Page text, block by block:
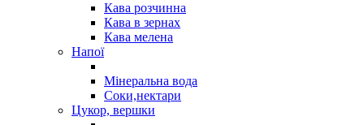
Кава розчинна
Кава в зернах
Кава мелена
Напої
Мінеральна вода
Соки,нектари
Цукор, вершки